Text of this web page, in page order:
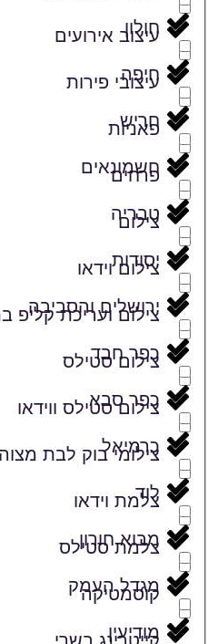
עיצוב אירועים
עיצובי פירות
פאניות
פרחים
צילום
צילום וידאו
צילום ועריכת קליפ
צילום סטילס
צילום סטילס ווידאו
צילומי בוק לבת מצוה
צלמת וידאו
צלמת סטילס
קוסמטיקה
חולון
חיפה
חריש
חשמונאים
טבריה
יסודות
ירושלים והסביבה
כפר חבד
כפר סבא
כרמיאל
לוד
מבוא חורון
מגדל העמק
מודיעין